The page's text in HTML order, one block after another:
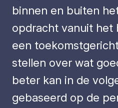
binnen en buiten
opdracht vanuit het
een
stellen over wat
beter kan in de
gebaseerd op de